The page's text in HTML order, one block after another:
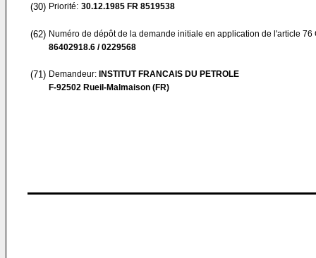
(30) Priorité: 30.12.1985 FR 8519538
(62) Numéro de dépôt de la demande initiale en application de l'article 76
86402918.6 / 0229568
(71) Demandeur: INSTITUT FRANCAIS DU PETROLE
F-92502 Rueil-Malmaison (FR)